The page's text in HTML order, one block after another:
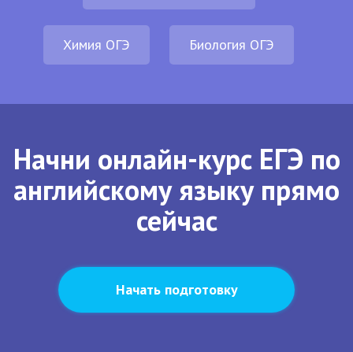
Химия ОГЭ Биология ОГЭ
Начни онлайн-курс ЕГЭ по
английскому языку прямо
сейчас
Начать подготовку